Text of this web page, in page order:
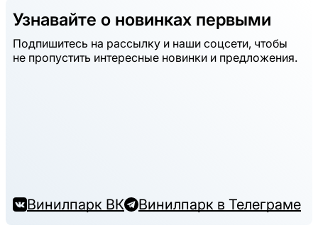
Узнавайте о новинках первыми
Подпишитесь на рассылку и наши соцсети, чтобы
не пропустить интересные новинки и предложения.
Винилпарк ВК Винилпарк в Телеграме